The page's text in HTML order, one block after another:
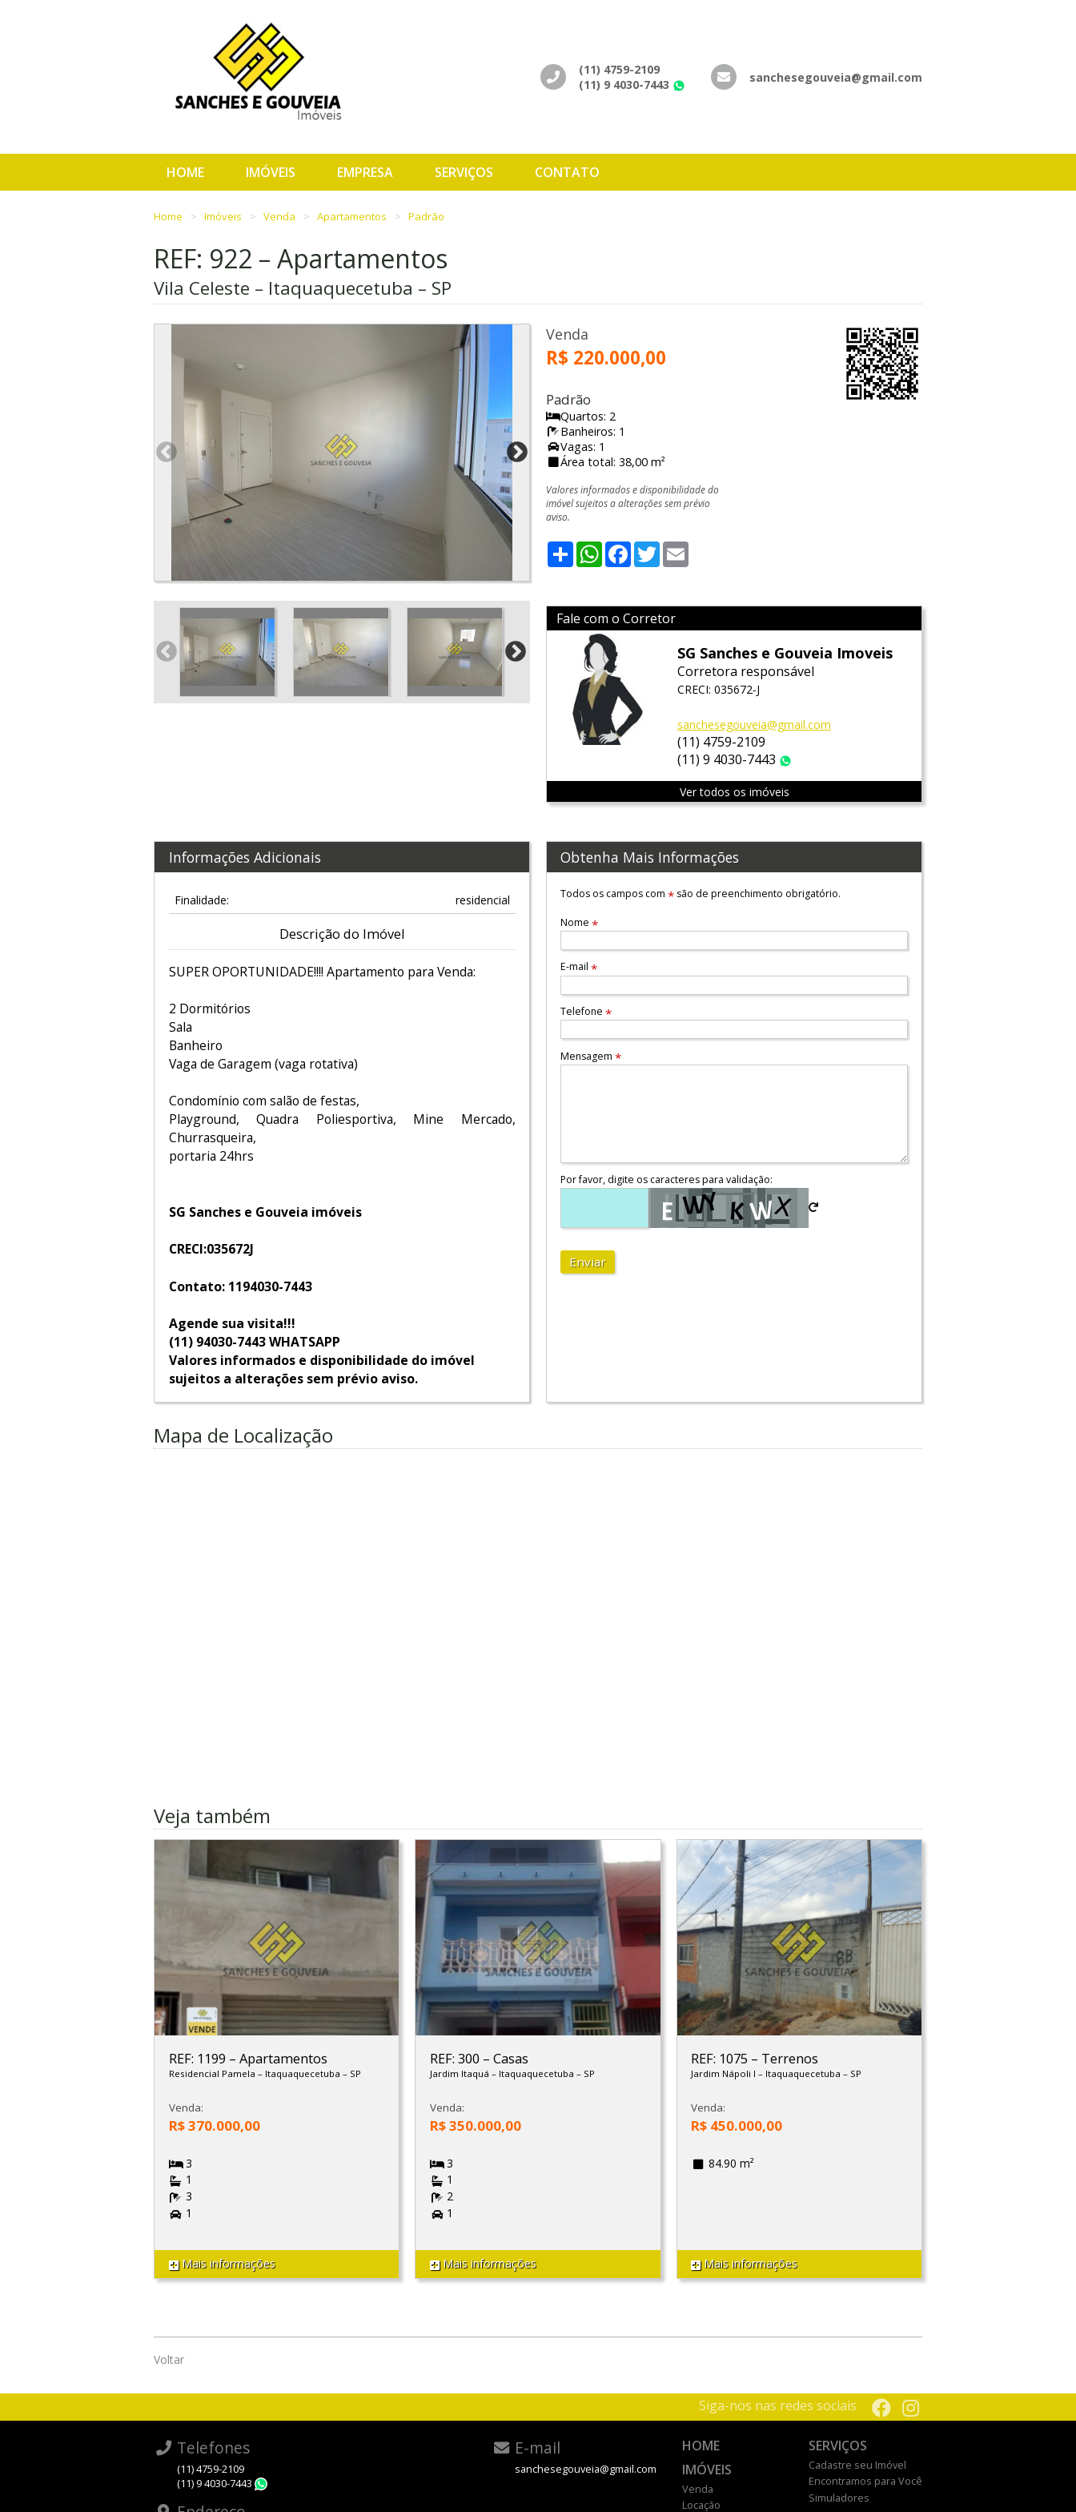
(11) 4759-2109
(11) 9 4030-7443
WhatsApp
sanchesegouveia@gmail.com
HOME IMÓVEIS EMPRESA SERVIÇOS CONTATO
Home Imóveis Venda Apartamentos Padrão
REF: 922 – Apartamentos
Vila Celeste – Itaquaquecetuba – SP
Venda
R$ 220.000,00
Padrão
Quartos: 2
Banheiros: 1
Vagas: 1
Área total: 38,00 m²
Valores informados e disponibilidade do
imóvel sujeitos a alterações sem prévio
aviso.
ShareWhatsApp
Facebook
Twitter
Fale com o Corretor
SG Sanches e Gouveia Imoveis
Corretora responsável
CRECI: 035672-J
sanchesegouveia@gmail.com
(11) 4759-2109
(11) 9 4030-7443
Ver todos os imóveis
Informações Adicionais
Finalidade: residencial
Descrição do Imóvel
SUPER OPORTUNIDADE!!!! Apartamento para Venda:
2 Dormitórios
Sala
Banheiro
Vaga de Garagem (vaga rotativa)
Condomínio com salão de festas,
Playground, Quadra Poliesportiva, Mine Mercado,
Churrasqueira,
portaria 24hrs
SG Sanches e Gouveia imóveis
CRECI:035672J
Contato: 1194030-7443
Agende sua visita!!!
(11) 94030-7443 WHATSAPP
Valores informados e disponibilidade do imóvel
sujeitos a alterações sem prévio aviso.
Obtenha Mais Informações
Todos os campos com* são de preenchimento obrigatório.
Nome*
E-mail*
Telefone*
Mensagem*
Por favor, digite os caracteres para validação:
Enviar
Mapa de Localização
Veja também
REF: 1199 – Apartamentos
Residencial Pamela – Itaquaquecetuba – SP
Venda:
R$ 370.000,00
3
1
3
1
Mais informações
REF: 300 – Casas
Jardim Itaquá – Itaquaquecetuba – SP
Venda:
R$ 350.000,00
3
1
2
1
Mais informações
REF: 1075 – Terrenos
Jardim Nápoli I– Itaquaquecetuba– SP
Venda:
R$ 450.000,00
84.90 m²
Mais informações
Voltar
Siga-nos nas redes sociais
Telefones
(11) 4759-2109
(11) 9 4030-7443
E-mail
sanchesegouveia@gmail.com
HOME
IMÓVEIS
Venda
Locação
SERVIÇOS
Cadastre seu Imóvel
Encontramos para Você
Simuladores